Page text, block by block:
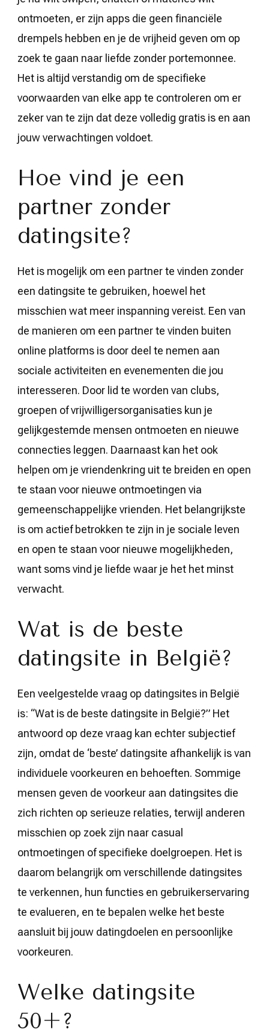
ontmoeten, er zijn apps die geen financiële
drempels hebben en je de vrijheid geven om op
zoek te gaan naar liefde zonder portemonnee.
Het is altijd verstandig om de specifieke
voorwaarden van elke app te controleren om er
zeker van te zijn dat deze volledig gratis is en aan
jouw verwachtingen voldoet.
Hoe vind je een
partner zonder
datingsite?
Het is mogelijk om een partner te vinden zonder
een datingsite te gebruiken, hoewel het
misschien wat meer inspanning vereist. Een van
de manieren om een partner te vinden buiten
online platforms is door deel te nemen aan
sociale activiteiten en evenementen die jou
interesseren. Door lid te worden van clubs,
groepen of vrijwilligersorganisaties kun je
gelijkgestemde mensen ontmoeten en nieuwe
connecties leggen. Daarnaast kan het ook
helpen om je vriendenkring uit te breiden en open
te staan voor nieuwe ontmoetingen via
gemeenschappelijke vrienden. Het belangrijkste
is om actief betrokken te zijn in je sociale leven
en open te staan voor nieuwe mogelijkheden,
want soms vind je liefde waar je het het minst
verwacht.
Wat is de beste
datingsite in België?
Een veelgestelde vraag op datingsites in België
is: “Wat is de beste datingsite in België?” Het
antwoord op deze vraag kan echter subjectief
zijn, omdat de ‘beste’ datingsite afhankelijk is van
individuele voorkeuren en behoeften. Sommige
mensen geven de voorkeur aan datingsites die
zich richten op serieuze relaties, terwijl anderen
misschien op zoek zijn naar casual
ontmoetingen of specifieke doelgroepen. Het is
daarom belangrijk om verschillende datingsites
te verkennen, hun functies en gebruikerservaring
te evalueren, en te bepalen welke het beste
aansluit bij jouw datingdoelen en persoonlijke
voorkeuren.
Welke datingsite
50+?